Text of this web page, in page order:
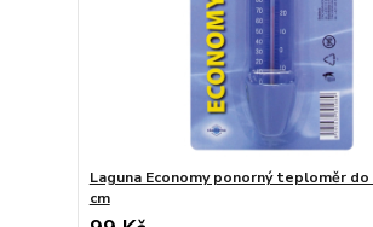
Laguna Economy ponorný teploměr do
cm